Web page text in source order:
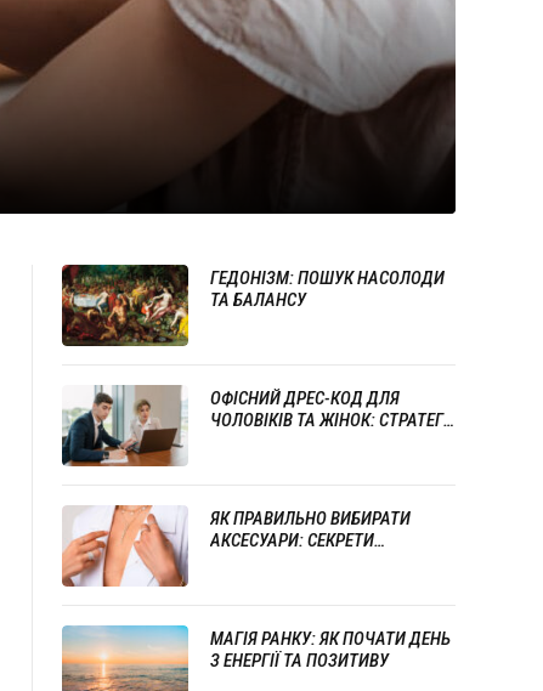
ГЕДОНІЗМ: ПОШУК НАСОЛОДИ
ТА БАЛАНСУ
ОФІСНИЙ ДРЕС-КОД ДЛЯ
ЧОЛОВІКІВ ТА ЖІНОК: СТРАТЕГІЇ
ЯК ПРАВИЛЬНО ВИБИРАТИ
АКСЕСУАРИ: СЕКРЕТИ
МАГІЯ РАНКУ: ЯК ПОЧАТИ ДЕНЬ
З ЕНЕРГІЇ ТА ПОЗИТИВУ